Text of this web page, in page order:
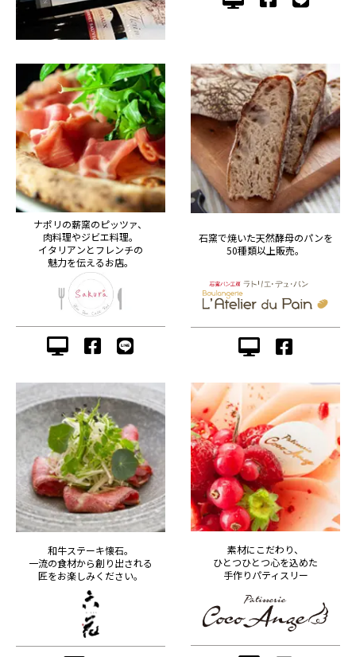
ナポリの薪窯のピッツァ、
肉料理やジビエ料理。
イタリアンとフレンチの
魅力を伝えるお店。
石窯で焼いた天然酵母のパンを
50種類以上販売。
和牛ステーキ懐石。
一流の食材から創り出される
匠をお楽しみください。
素材にこだわり、
ひとつひとつ心を込めた
手作りパティスリー